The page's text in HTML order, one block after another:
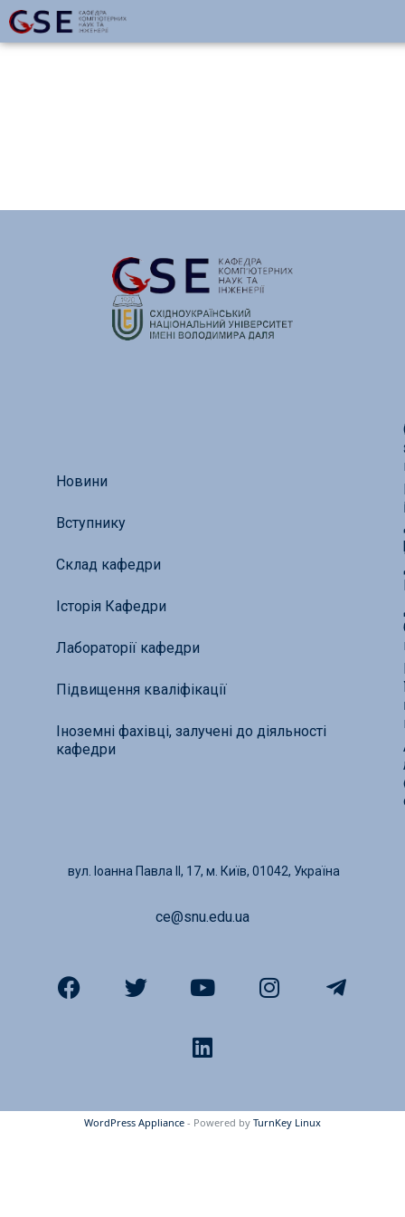
Новини
Вступнику
Склад кафедри
Історія Кафедри
Лабораторії кафедри
Підвищення кваліфікації
Іноземні фахівці, залучені до діяльності
кафедри
вул. Іоанна Павла ІІ, 17, м. Київ, 01042, Україна
ce@snu.edu.ua
WordPress Appliance - Powered by TurnKey Linux